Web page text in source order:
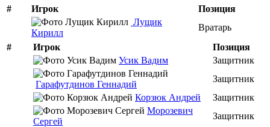
#
Игрок
Позиция
Лущик
Кирилл
Вратарь
#
Игрок
Позиция
Усик Вадим
Защитник
Гарафутдинов Геннадий
Защитник
Корзюк Андрей
Защитник
Морозевич
Сергей
Защитник